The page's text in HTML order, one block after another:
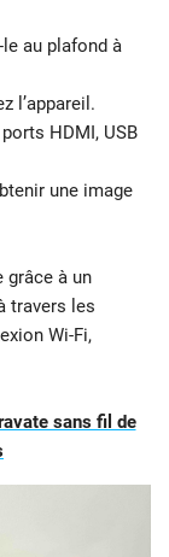
au plafond à
l’appareil.
HDMI, USB
une image
grâce à un
travers les
Wi-Fi,
sans fil de